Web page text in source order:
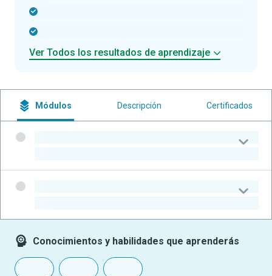
Ver Todos los resultados de aprendizaje
Módulos Descripción Certificados
Conocimientos y habilidades que aprenderás